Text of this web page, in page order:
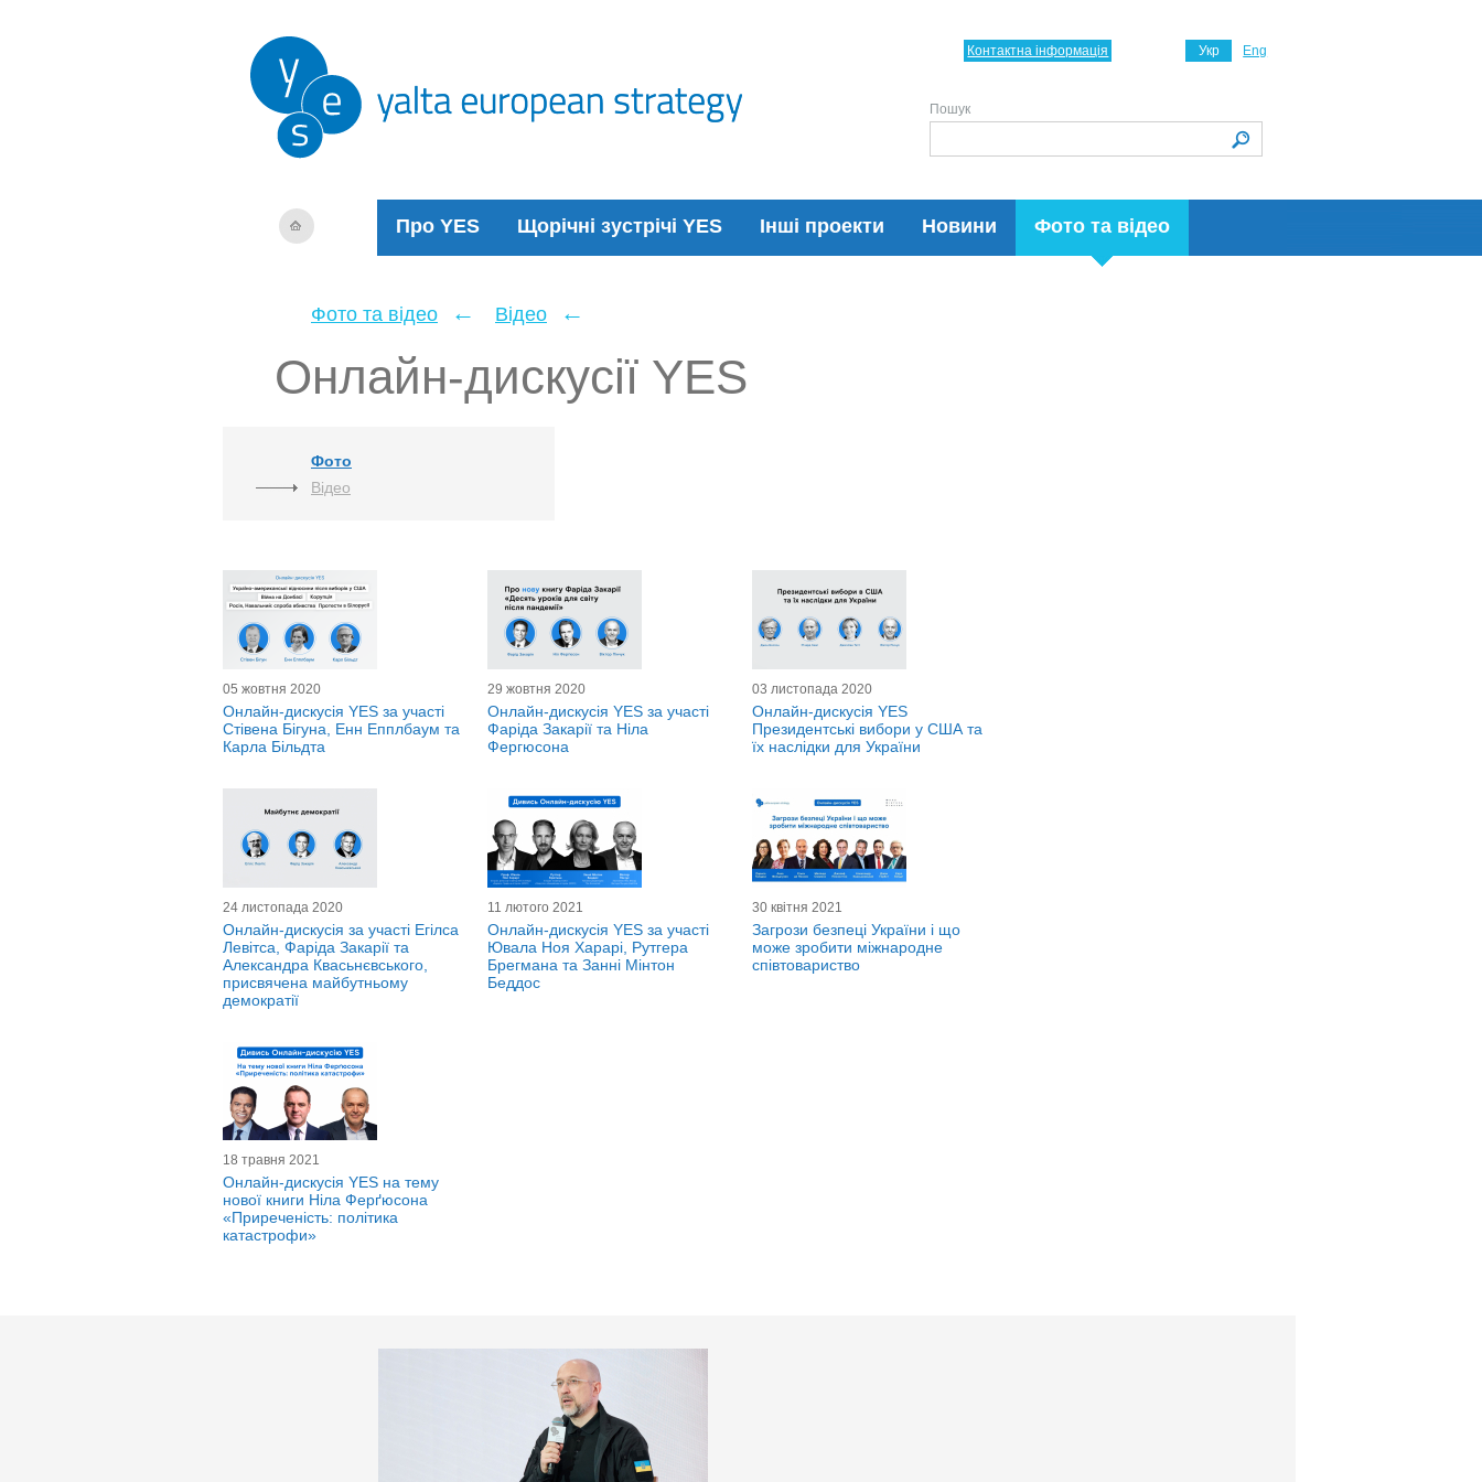
Про YES Щорічні зустрічі YES Інші проекти Новини Фото та відео
Укр Eng
Контактна інформація
Пошук
Фото та відео ← Відео ←
Онлайн-дискусії YES
Фото
Відео
05 жовтня 2020
Онлайн-дискусія YES за участі
Стівена Бігуна, Енн Епплбаум та
Карла Більдта
29 жовтня 2020
Онлайн-дискусія YES за участі
Фаріда Закарії та Ніла
Фергюсона
03 листопада 2020
Онлайн-дискусія YES
Президентські вибори у США та
їх наслідки для України
24 листопада 2020
Онлайн-дискусія за участі Егілса
Левітса, Фаріда Закарії та
Александра Квасьнєвського,
присвячена майбутньому
демократії
11 лютого 2021
Онлайн-дискусія YES за участі
Ювала Ноя Харарі, Рутгера
Брегмана та Занні Мінтон
Беддос
30 квітня 2021
Загрози безпеці України і що
може зробити міжнародне
співтовариство
18 травня 2021
Онлайн-дискусія YES на тему
нової книги Ніла Ферґюсона
«Приреченість: політика
катастрофи»